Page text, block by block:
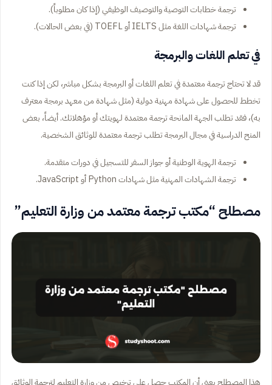
ترجمة خطابات التوصية والتوصيف الوظيفي (إذا كان مطلوباً).
ترجمة شهادات اللغة مثل IELTS أو TOEFL (في بعض الحالات).
في تعلم اللغات والبرمجة
قد لا تحتاج ترجمة معتمدة في تعلم اللغات أو البرمجة بشكل مباشر، لكن إذا كنت
تخطط للحصول على شهادة مهنية دولية (مثل شهادة من معهد برمجة معترف
به)، فقد تطلب الجهة المانحة ترجمة معتمدة لهويتك أو مؤهلاتك. أيضاً، بعض
المنح الدراسية في مجال البرمجة تطلب ترجمة معتمدة للوثائق الشخصية.
ترجمة الهوية الوطنية أو جواز السفر للتسجيل في دورات متقدمة.
ترجمة الشهادات المهنية مثل شهادات Python أو JavaScript.
مصطلح “مكتب ترجمة معتمد من وزارة التعليم”
هذا المصطلح يعني أن المكتب حصل على ترخيص من وزارة التعليم لترجمة الوثائق